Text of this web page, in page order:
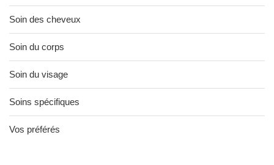
Soin des cheveux
Soin du corps
Soin du visage
Soins spécifiques
Vos préférés